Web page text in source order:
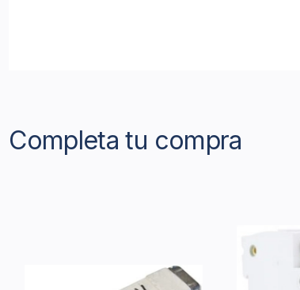
Completa tu compra